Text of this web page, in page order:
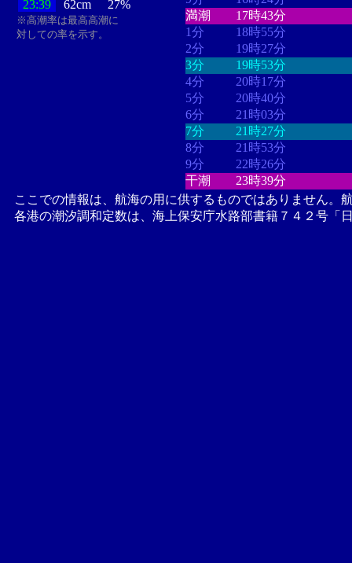
23:39
62cm 27%
※高潮率は最高高潮に
対しての率を示す。
満潮
17時43分
1分
18時55分
2分
19時27分
3分
19時53分
4分
20時17分
5分
20時40分
6分
21時03分
7分
21時27分
8分
21時53分
9分
22時26分
干潮
23時39分
ここでの情報は、航海の用に供するものではありません。
各港の潮汐調和定数は、海上保安庁水路部書籍７４２号「